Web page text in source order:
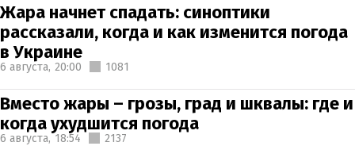
Жара начнет спадать: синоптики
рассказали, когда и как изменится погода
в Украине
6 августа, 20:00 1081
Вместо жары – грозы, град и шквалы: где и
когда ухудшится погода
6 августа, 18:54 2137